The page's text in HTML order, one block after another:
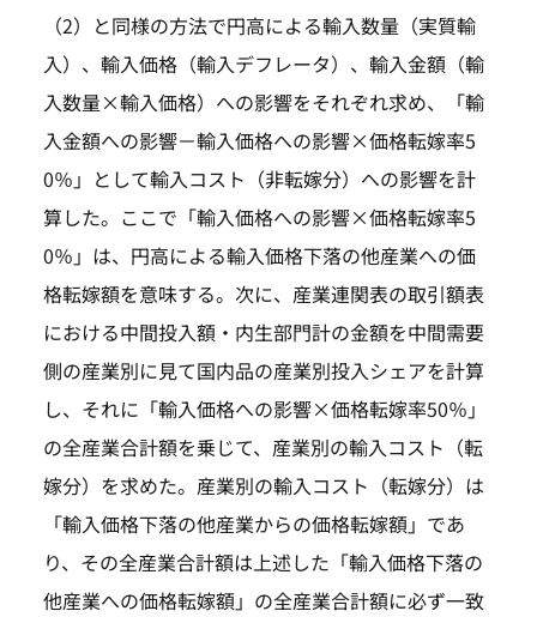
（2）と同様の方法で円高による輸入数量（実質輸
入）、輸入価格（輸入デフレータ）、輸入金額（輸
入数量×輸入価格）への影響をそれぞれ求め、「輸
入金額への影響－輸入価格への影響×価格転嫁率5
0％」として輸入コスト（非転嫁分）への影響を計
算した。ここで「輸入価格への影響×価格転嫁率5
0％」は、円高による輸入価格下落の他産業への価
格転嫁額を意味する。次に、産業連関表の取引額表
における中間投入額・内生部門計の金額を中間需要
側の産業別に見て国内品の産業別投入シェアを計算
し、それに「輸入価格への影響×価格転嫁率50％」
の全産業合計額を乗じて、産業別の輸入コスト（転
嫁分）を求めた。産業別の輸入コスト（転嫁分）は
「輸入価格下落の他産業からの価格転嫁額」であ
り、その全産業合計額は上述した「輸入価格下落の
他産業への価格転嫁額」の全産業合計額に必ず一致